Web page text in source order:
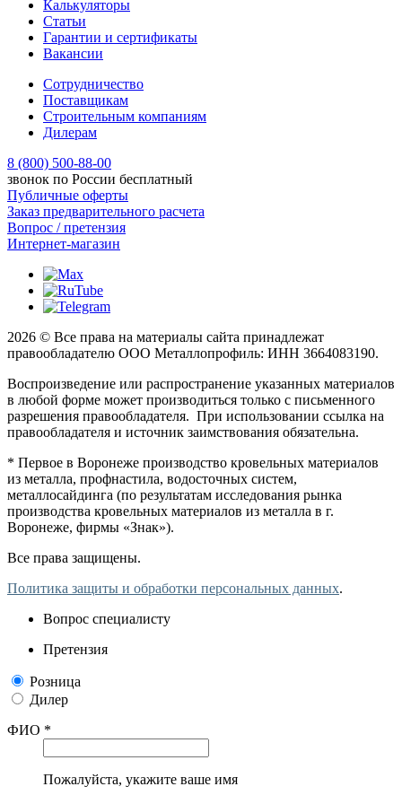
Калькуляторы
Статьи
Гарантии и сертификаты
Вакансии
Сотрудничество
Поставщикам
Строительным компаниям
Дилерам
8 (800) 500-88-00
звонок по России бесплатный
Публичные оферты
Заказ предварительного расчета
Вопрос / претензия
Интернет-магазин
2026 © Все права на материалы сайта принадлежат
правообладателю ООО Металлопрофиль: ИНН 3664083190.
Воспроизведение или распространение указанных материалов
в любой форме может производиться только с письменного
разрешения правообладателя. При использовании ссылка на
правообладателя и источник заимствования обязательна.
* Первое в Воронеже производство кровельных материалов
из металла, профнастила, водосточных систем,
металлосайдинга (по результатам исследования рынка
производства кровельных материалов из металла в г.
Воронеже, фирмы «Знак»).
Все права защищены.
Политика защиты и обработки персональных данных.
Вопрос специалисту
Претензия
Розница
Дилер
ФИО *
Пожалуйста, укажите ваше имя